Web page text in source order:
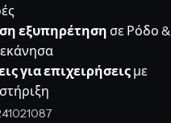
εξυπηρέτηση σε Ρόδο &
για επιχειρήσεις με